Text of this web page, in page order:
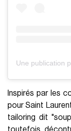
Inspirés par les
pour Saint
tailoring dit